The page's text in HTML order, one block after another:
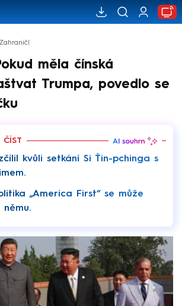
Zahraničí
měla čínská
Trumpa, povedlo se
ČÍST
kvůli setkání Si Ťin-pchinga s
„America First“ se může